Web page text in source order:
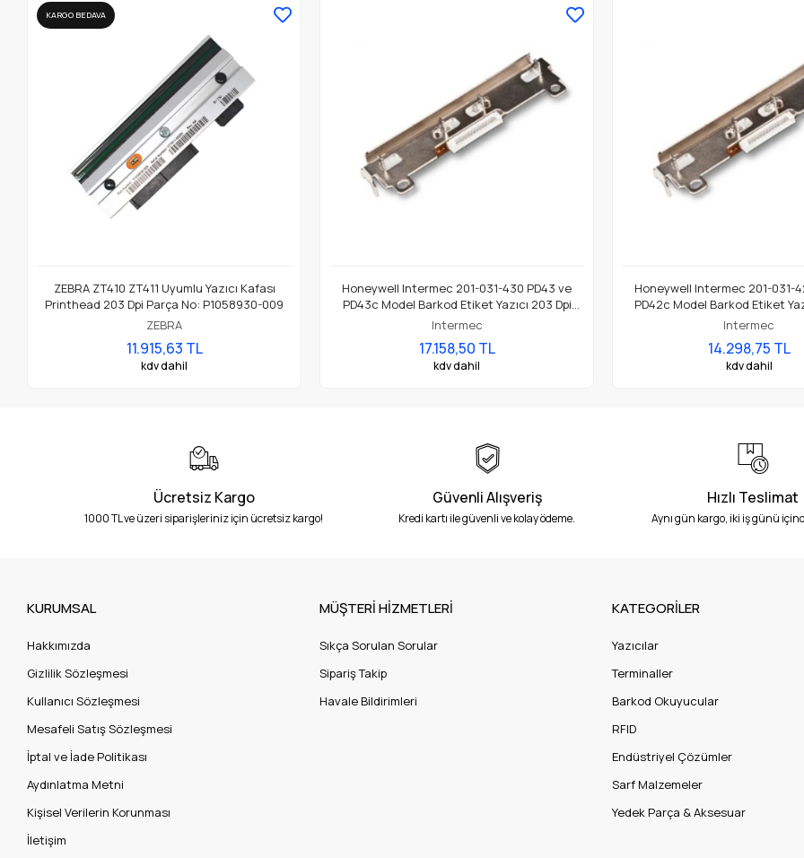
KARGO BEDAVA
ZEBRA ZT410 ZT411 Uyumlu Yazıcı Kafası
Printhead 203 Dpi Parça No: P1058930-009
ZEBRA
11.915,63 TL
kdv dahil
Honeywell Intermec 201-031-430 PD43 ve
PD43c Model Barkod Etiket Yazıcı 203 Dpi
Termal Baskı Kafası
Intermec
17.158,50 TL
kdv dahil
Honeywell Intermec 201-031-
PD42c Model Barkod Etiket
Termal Baskı Kafası
Intermec
14.298,75 TL
kdv dahil
Ücretsiz Kargo
1000 TL ve üzeri siparişleriniz için ücretsiz kargo!
Güvenli Alışveriş
Kredi kartı ile güvenli ve kolay ödeme.
Hızlı Teslimat
Aynı gün kargo, iki iş günü
KURUMSAL
Hakkımızda
Gizlilik Sözleşmesi
Kullanıcı Sözleşmesi
Mesafeli Satış Sözleşmesi
İptal ve İade Politikası
Aydınlatma Metni
Kişisel Verilerin Korunması
İletişim
MÜŞTERİ HİZMETLERİ
Sıkça Sorulan Sorular
Sipariş Takip
Havale Bildirimleri
KATEGORİLER
Yazıcılar
Terminaller
Barkod Okuyucular
RFID
Endüstriyel Çözümler
Sarf Malzemeler
Yedek Parça & Aksesuar